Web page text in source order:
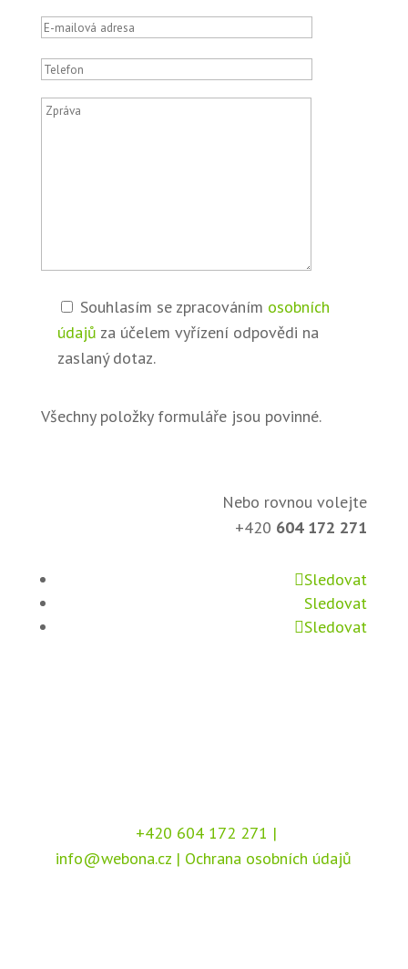
Souhlasím se zpracováním osobních
údajů za účelem vyřízení odpovědi na
zaslaný dotaz.
Všechny položky formuláře jsou povinné.
Nebo rovnou volejte
+420 604 172 271
Sledovat
Sledovat
Sledovat
+420 604 172 271 |
info@webona.cz | Ochrana osobních údajů